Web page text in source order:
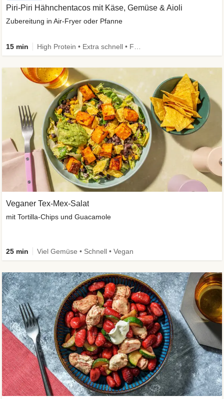
Piri-Piri Hähnchentacos mit Käse, Gemüse & Aioli
Zubereitung in Air-Fryer oder Pfanne
15 min
Veganer Tex-Mex-Salat
mit Tortilla-Chips und Guacamole
25 min Viel Gemüse • Schnell • Vegan